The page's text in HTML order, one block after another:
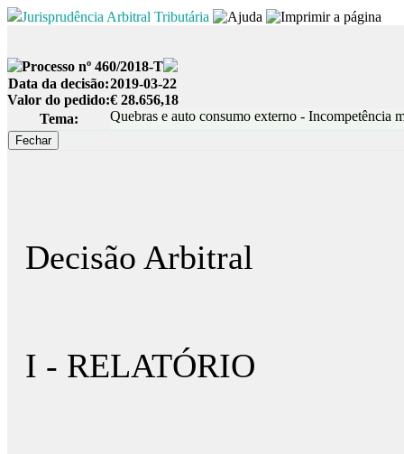
Jurisprudência Arbitral Tributária
Processo nº 460/2018-T
Data da decisão:2019-03-22
Valor do pedido:€ 28.656,18
Tema:
Quebras e auto consumo externo - Incompetência
Decisão Arbitral
I - RELATÓRIO